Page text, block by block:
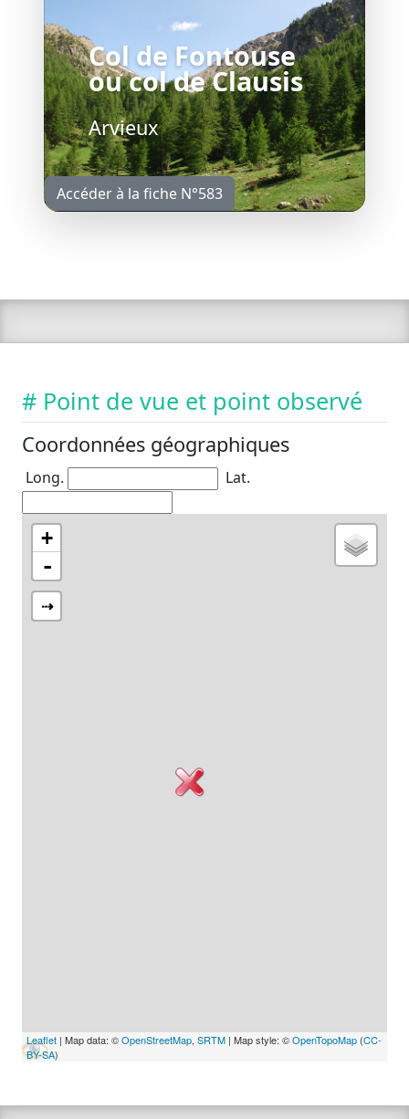
Col de Fontouse
ou col de Clausis
Arvieux
Accéder à la fiche N°583
# Point de vue et point observé
Coordonnées géographiques
Long. Lat.
+
-
⇢
Leaflet | Map data: ©OpenStreetMap, SRTM | Map style: ©OpenTopoMap (CC-
BY-SA)